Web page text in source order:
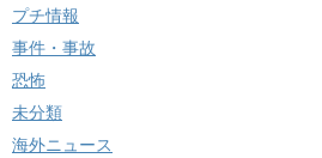
プチ情報
事件・事故
恐怖
未分類
海外ニュース